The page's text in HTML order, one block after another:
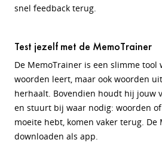
snel feedback terug.
Test jezelf met de MemoTrainer
De MemoTrainer is een slimme tool
woorden leert, maar ook woorden
herhaalt. Bovendien houdt hij jouw
en stuurt bij waar nodig: woorden
moeite hebt, komen vaker terug. De
downloaden als app.